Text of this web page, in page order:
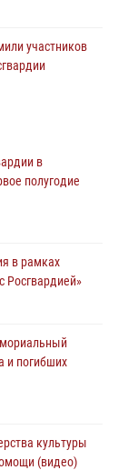
участников
центр
итоги
мероприятий в
в
полугодие
в рамках
Росгвардией»
и погибших
культуры
(видео)